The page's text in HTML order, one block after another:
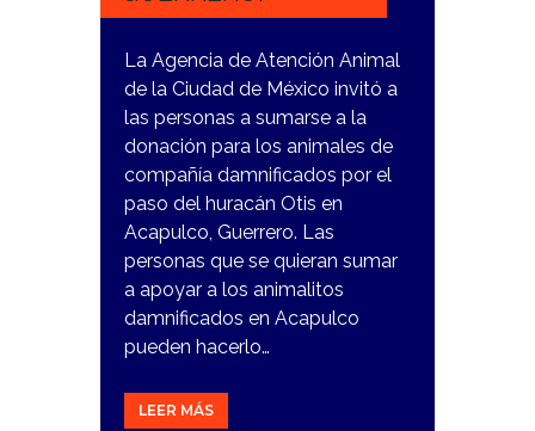
La Agencia de Atención Animal
de la Ciudad de México invitó a
las personas a sumarse a la
donación para los animales de
compañía damnificados por el
paso del huracán Otis en
Acapulco, Guerrero. Las
personas que se quieran sumar
a apoyar a los animalitos
damnificados en Acapulco
pueden hacerlo…
LEER MÁS